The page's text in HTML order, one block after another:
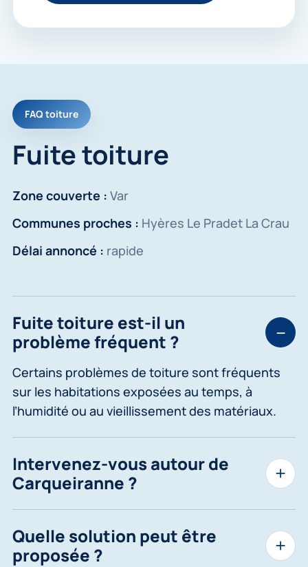
FAQ toiture
Fuite toiture
Zone couverte : Var
Communes proches : Hyères Le Pradet La Crau
Délai annoncé : rapide
Fuite toiture est-il un
problème fréquent ?
Certains problèmes de toiture sont fréquents
sur les habitations exposées au temps, à
l’humidité ou au vieillissement des matériaux.
Intervenez-vous autour de
Carqueiranne ?
Quelle solution peut être
proposée ?